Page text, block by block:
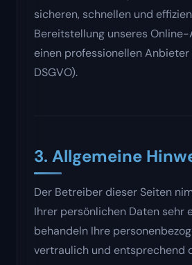
sicheren, schnellen und
Bereitstellung unseres
einen professionellen Anbieter
DSGVO).
3. Allgemeine
Der Betreiber dieser Seiten
Ihrer persönlichen Daten sehr
behandeln Ihre
vertraulich und entsprechend